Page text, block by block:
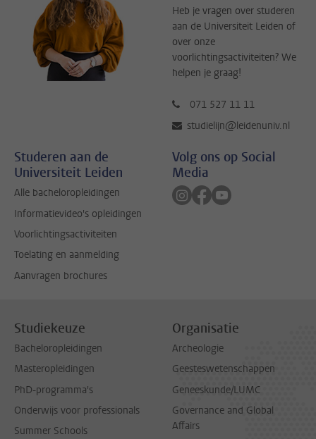
Heb je vragen over studeren
aan de Universiteit Leiden of
over onze
voorlichtingsactiviteiten? We
helpen je graag!
071 527 11 11
studielijn@leidenuniv.nl
Studeren aan de
Universiteit Leiden
Alle bacheloropleidingen
Informatievideo's opleidingen
Voorlichtingsactiviteiten
Toelating en aanmelding
Aanvragen brochures
Volg ons op Social
Media
Volg ons op instagram
Volg ons op facebook
Volg ons op
Studiekeuze
Bacheloropleidingen
Masteropleidingen
PhD-programma's
Onderwijs voor professionals
Summer Schools
Organisatie
Archeologie
Geesteswetenschappen
Geneeskunde/LUMC
Governance and Global
Affairs